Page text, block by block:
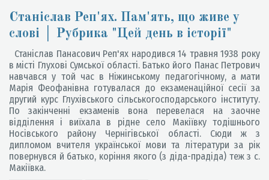
Станіслав Реп'ях. Пам'ять, що живе у
слові │ Рубрика "Цей день в історії"
Станіслав Панасович Реп'ях народився 14 травня 1938 року
в місті Глухові Сумської області. Батько його Панас Петрович
навчався у той час в Ніжинському педагогічному, а мати
Марія Феофанівна готувалася до екзаменаційної сесії за
другий курс Глухівського сільськогосподарського інституту.
По закінченні екзаменів вона перевелася на заочне
відділення і виїхала в рідне село Макіївку тодішнього
Носівського району Чернігівської області. Сюди ж з
дипломом вчителя української мови та літератури за рік
повернувся й батько, коріння якого (з діда-прадіда) теж з с.
Макіївка.